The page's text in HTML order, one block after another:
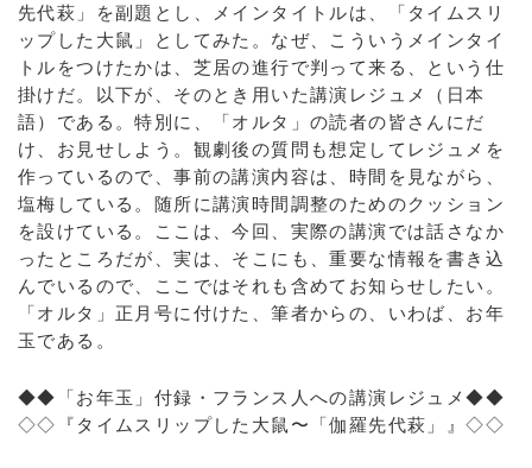
先代萩」を副題とし、メインタイトルは、「タイムスリ
ップした大鼠」としてみた。なぜ、こういうメインタイ
トルをつけたかは、芝居の進行で判って来る、という仕
掛けだ。以下が、そのとき用いた講演レジュメ（日本
語）である。特別に、「オルタ」の読者の皆さんにだ
け、お見せしよう。観劇後の質問も想定してレジュメを
作っているので、事前の講演内容は、時間を見ながら、
塩梅している。随所に講演時間調整のためのクッション
を設けている。ここは、今回、実際の講演では話さなか
ったところだが、実は、そこにも、重要な情報を書き込
んでいるので、ここではそれも含めてお知らせしたい。
「オルタ」正月号に付けた、筆者からの、いわば、お年
玉である。
◆◆「お年玉」付録・フランス人への講演レジュメ◆◆
◇◇『タイムスリップした大鼠〜「伽羅先代萩」』◇◇